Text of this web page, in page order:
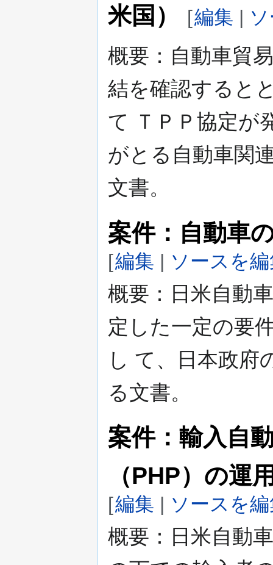
米国） [編集 |
概要：自動車貿
結を確認すると
て ＴＰＰ協定が
がとる自動車関
文書。
案件：自動車
[編集 | ソースを
概要：日米自動
定した一定の要
し て、日本政府
る文書。
案件：輸入自
（PHP）の運
[編集 | ソースを
概要：日米自動